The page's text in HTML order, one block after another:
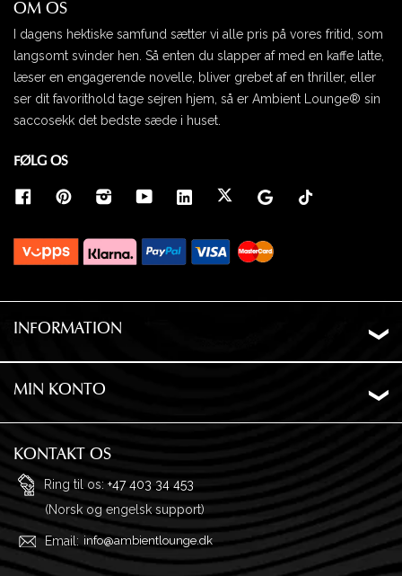
OM OS
I dagens hektiske samfund sætter vi alle pris på vores fritid, som
langsomt svinder hen. Så enten du slapper af med en kaffe latte,
læser en engagerende novelle, bliver grebet af en thriller, eller
ser dit favorithold tage sejren hjem, så er Ambient Lounge® sin
saccosekk det bedste sæde i huset.
FØLG OS
INFORMATION
Levering
Privatliv
Garanti og returnering
Ofte stillede spørgsmål
Købsvilkår
MIN KONTO
Ønskeliste
Adresser
KONTAKT OS
Ring til os: +47 403 34 453
(Norsk og engelsk support)
Email: info@ambientlounge.dk